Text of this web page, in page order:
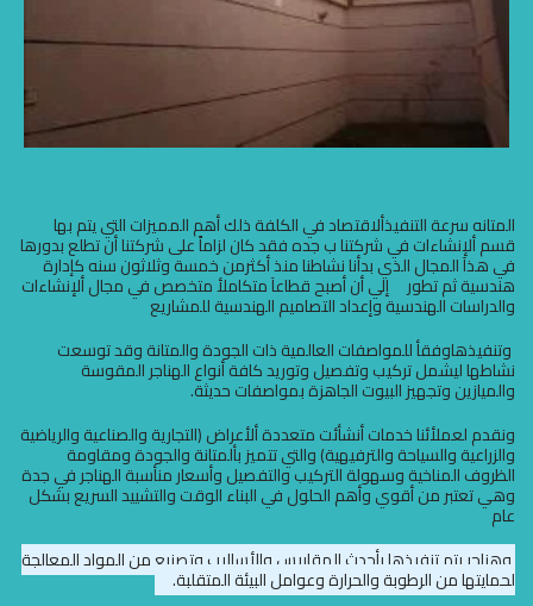
المتانه سرعة التنفيذألاقتصاد في الكلفة ذلك أهم المميزات التي يتم بها
قسم ألإنشاءات في شركتنا ب جده فقد كان لزاماً على شركتنا أن تطلع بدورها
في هذآ المجال الذي بدأنا نشاطنا منذ أكثرمن خمسة وثلاثون سنه كإدارة
هندسية ثم تطور إلي أن أصبح قطاعآ متكاملأ متخصص في مجال ألإنشاءات
والدراسات الهندسية وإعداد التصاميم الهندسية للمشاريع
وتنفيذهاوفقأ للمواصفات العالمية ذات الجودة والمتانة وقد توسعت
نشاطها ليشمل تركيب وتفصيل وتوريد كافة أنواع الهناجر المقوسة
والميازين وتجهيز البيوت الجاهزة بمواصفات حديثة.
ونقدم لعملأئنا خدمات أنشأئت متعددة ألأعراض (التجارية والصناعية والرياضية
والزراعية والسياحة والترفيهية) والتي تتميز بألمتانة والجودة ومقاومة
الظروف المناخية وسهولة التركيب والتفصيل وأسعار منأسبة الهناجر في جدة
وهي تعتبر من أقوي وأهم الحلول في البناء الوقت والتشييد السريع بشكل
عام
وهناجر يتم تنفيذها بأحدث المقاييس والأساليب وتصنيع من المواد المعالجة
لحمايتها من الرطوبة والحرارة وعوامل البيئة المتقلبة.